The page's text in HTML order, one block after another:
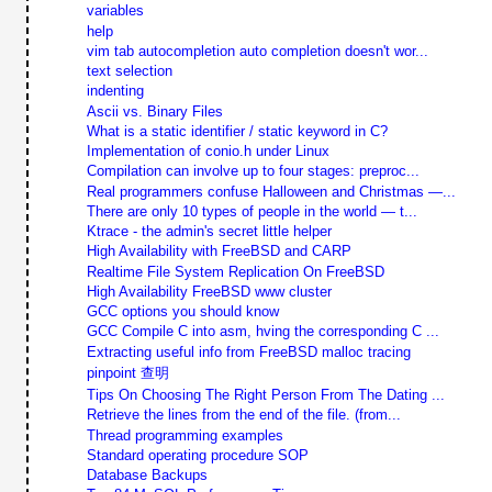
variables
help
vim tab autocompletion auto completion doesn't wor...
text selection
indenting
Ascii vs. Binary Files
What is a static identifier / static keyword in C?
Implementation of conio.h under Linux
Compilation can involve up to four stages: preproc...
Real programmers confuse Halloween and Christmas —...
There are only 10 types of people in the world — t...
Ktrace - the admin's secret little helper
High Availability with FreeBSD and CARP
Realtime File System Replication On FreeBSD
High Availability FreeBSD www cluster
GCC options you should know
GCC Compile C into asm, hving the corresponding C ...
Extracting useful info from FreeBSD malloc tracing
pinpoint 查明
Tips On Choosing The Right Person From The Dating ...
Retrieve the lines from the end of the file. (from...
Thread programming examples
Standard operating procedure SOP
Database Backups